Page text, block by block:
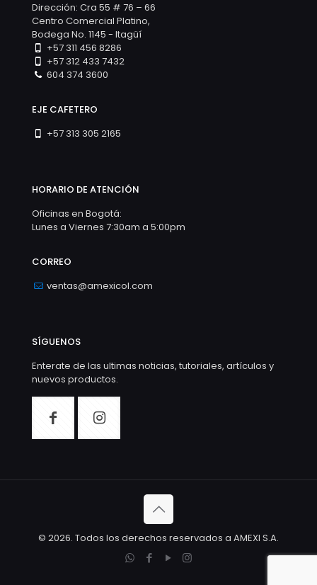
Dirección: Cra 55 # 76 – 66
Centro Comercial Platino,
Bodega No. 1145 - Itagüí
+57 311 456 8286
+57 312 433 7432
604 374 3600
EJE CAFETERO
+57 313 305 2165
HORARIO DE ATENCIÓN
Oficinas en Bogotá:
Lunes a Viernes 7:30am a 5:00pm
CORREO
ventas@amexicol.com
SÍGUENOS
Enterate de las ultimas noticias, tutoriales, artículos y
nuevos productos.
© 2026. Todos los derechos reservados a AMEXI S.A.